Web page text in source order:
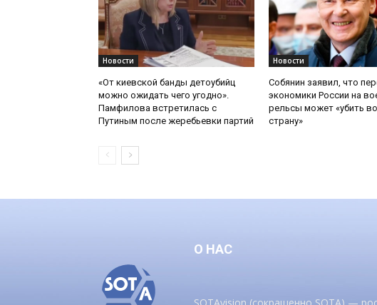
Новости
«От киевской банды детоубийц
можно ожидать чего угодно».
Памфилова встретилась с
Путиным после жеребьевки партий
Новости
Собянин заявил, что
экономики России на
рельсы может «убить
страну»
О НАС